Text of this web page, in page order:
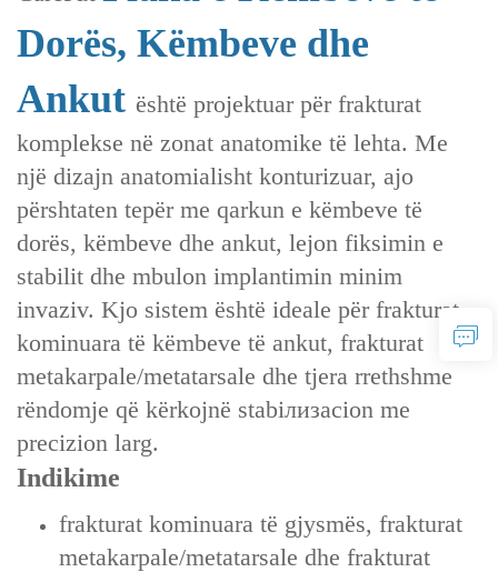
Dorës, Këmbeve dhe
Ankut është projektuar për frakturat
komplekse në zonat anatomike të lehta. Me
një dizajn anatomialisht konturizuar, ajo
përshtaten tepër me qarkun e këmbeve të
dorës, këmbeve dhe ankut, lejon fiksimin e
stabilit dhe mbulon implantimin minim
invaziv. Kjo sistem është ideale për frakturat
kominuara të këmbeve të ankut, frakturat
metakarpale/metatarsale dhe tjera rrethshme
rëndomje që kërkojnë stabiлизacion me
precizion larg.
Indikime
frakturat kominuara të gjysmës, frakturat
metakarpale/metatarsale dhe frakturat